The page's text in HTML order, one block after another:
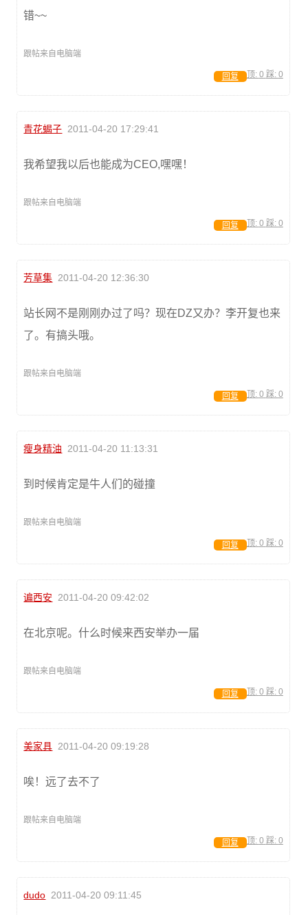
错~~
跟帖来自电脑端
顶: 0 踩: 0
回复
青花蝎子 2011-04-20 17:29:41
我希望我以后也能成为CEO,嘿嘿！
跟帖来自电脑端
顶: 0 踩: 0
回复
芳草集 2011-04-20 12:36:30
站长网不是刚刚办过了吗？现在DZ又办？李开复也来
了。有搞头哦。
跟帖来自电脑端
顶: 0 踩: 0
回复
瘦身精油 2011-04-20 11:13:31
到时候肯定是牛人们的碰撞
跟帖来自电脑端
顶: 0 踩: 0
回复
谝西安 2011-04-20 09:42:02
在北京呢。什么时候来西安举办一届
跟帖来自电脑端
顶: 0 踩: 0
回复
美家具 2011-04-20 09:19:28
唉！远了去不了
跟帖来自电脑端
顶: 0 踩: 0
回复
dudo 2011-04-20 09:11:45